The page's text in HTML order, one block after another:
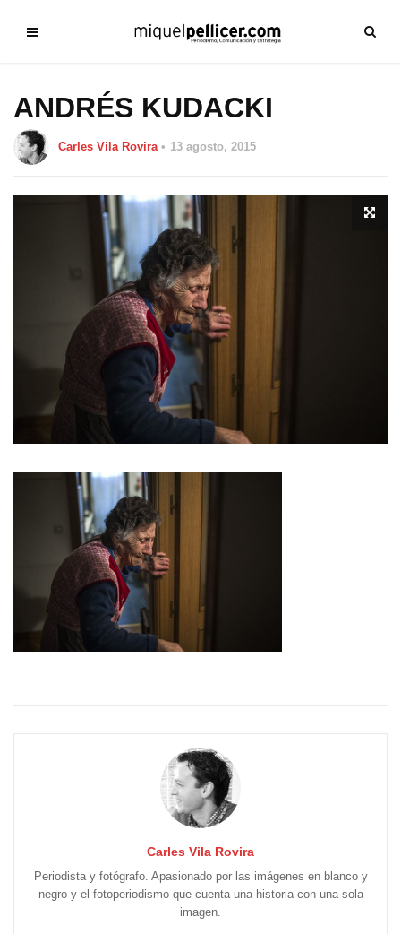
ANDRÉS KUDACKI
Carles Vila Rovira 13 agosto, 2015
Carles Vila Rovira
Periodista y fotógrafo. Apasionado por las imágenes en blanco y
negro y el fotoperiodismo que cuenta una historia con una sola
imagen.